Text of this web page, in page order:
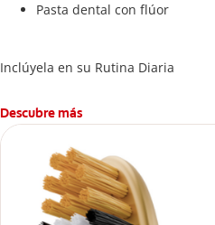
Pasta dental con flúor
Inclúyela en su Rutina Diaria
Descubre más